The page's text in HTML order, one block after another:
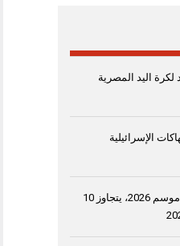
اليد المصرية
الإسرائيلية
إنتاج القمح في مصر خلال موسم 2026، يتجاوز 10